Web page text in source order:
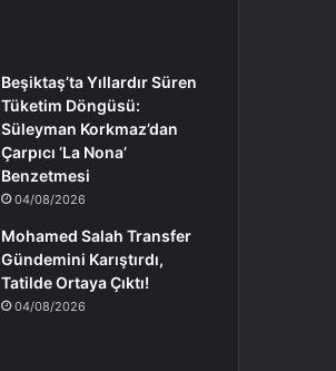
Beşiktaş’ta Yıllardır Süren
Tüketim Döngüsü:
Süleyman Korkmaz’dan
Çarpıcı ‘La Nona’
Benzetmesi
04/08/2026
Mohamed Salah Transfer
Gündemini Karıştırdı,
Tatilde Ortaya Çıktı!
04/08/2026